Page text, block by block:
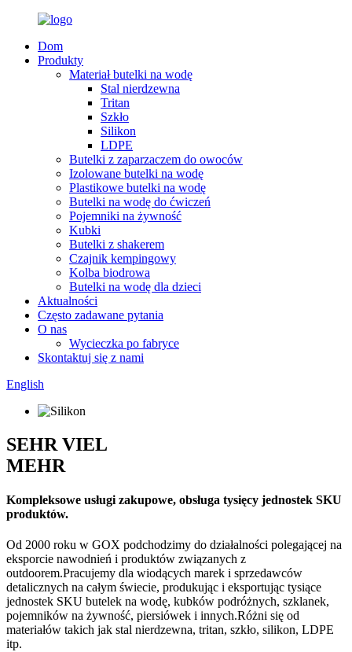
Dom
Produkty
Materiał butelki na wodę
Stal nierdzewna
Tritan
Szkło
Silikon
LDPE
Butelki z zaparzaczem do owoców
Izolowane butelki na wodę
Plastikowe butelki na wodę
Butelki na wodę do ćwiczeń
Pojemniki na żywność
Kubki
Butelki z shakerem
Czajnik kempingowy
Kolba biodrowa
Butelki na wodę dla dzieci
Aktualności
Często zadawane pytania
O nas
Wycieczka po fabryce
Skontaktuj się z nami
English
SEHR VIEL
MEHR
Kompleksowe usługi zakupowe, obsługa tysięcy jednostek SKU
produktów.
Od 2000 roku w GOX podchodzimy do działalności polegającej na
eksporcie nawodnień i produktów związanych z
outdoorem.Pracujemy dla wiodących marek i sprzedawców
detalicznych na całym świecie, produkując i eksportując tysiące
jednostek SKU butelek na wodę, kubków podróżnych, szklanek,
pojemników na żywność, piersiówek i innych.Różni się od
materiałów takich jak stal nierdzewna, tritan, szkło, silikon, LDPE
itp.